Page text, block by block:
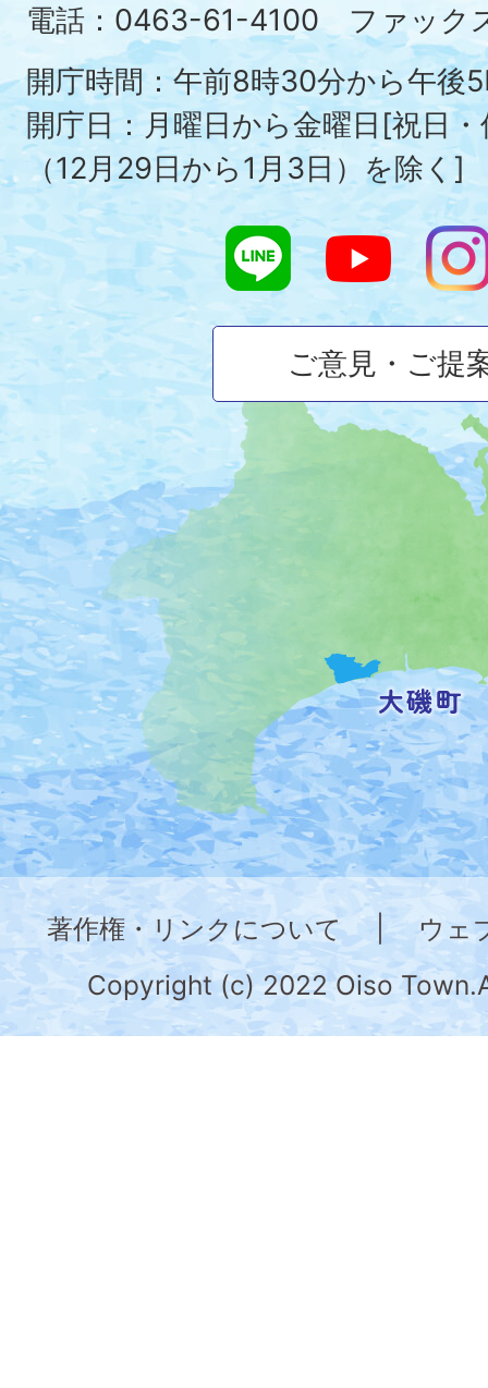
磯
町
の
位
置
を
記
し
た
地
図。
神
奈
川
県
の
電話：0463-61-4100 ファック
開庁時間：午前8時30分から午後
開庁日：月曜日から金曜日[祝日
（12月29日から1月3日）を除く]
ご意見・ご提
著作権・リンクについて
ウェ
Copyright (c) 2022 Oiso